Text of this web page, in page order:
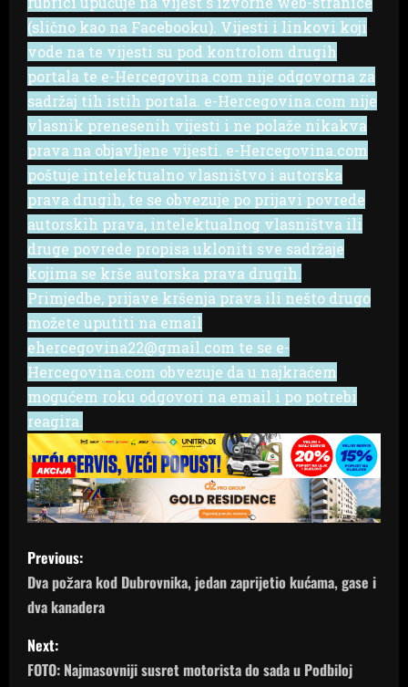
(slično kao na Facebooku). Vijesti i linkovi koji
vode na te vijesti su pod kontrolom drugih
portala te e-Hercegovina.com nije odgovorna za
sadržaj tih istih portala. e-Hercegovina.com nije
vlasnik prenesenih vijesti i ne polaže nikakva
prava na objavljene vijesti. e-Hercegovina.com
poštuje intelektualno vlasništvo i autorska
prava drugih, te se obvezuje po prijavi povrede
autorskih prava, intelektualnog vlasništva ili
druge povrede propisa ukloniti sve sadržaje
kojima se krše autorska prava drugih.
Primjedbe, prijave kršenja prava ili nešto drugo
možete uputiti na email
ehercegovina22@gmail.com te se e-
Hercegovina.com obvezuje da u najkraćem
mogućem roku odgovori na email i po potrebi
reagira.
P
o
s
t
Previous:
Dva požara kod Dubrovnika, jedan zaprijetio kućama, gase i
dva kanadera
Next:
FOTO: Najmasovniji susret motorista do sada u Podbiloj